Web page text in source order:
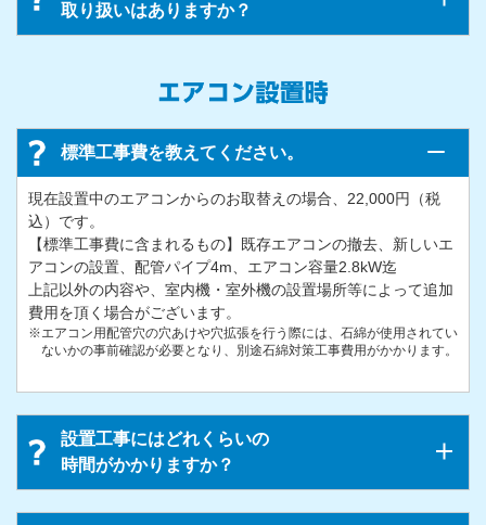
取り扱いはありますか？
標準工事費を教えてください。
現在設置中のエアコンからのお取替えの場合、22,000円（税
込）です。
【標準工事費に含まれるもの】既存エアコンの撤去、新しいエ
アコンの設置、配管パイプ4m、エアコン容量2.8kW迄
上記以外の内容や、室内機・室外機の設置場所等によって追加
費用を頂く場合がございます。
※エアコン用配管穴の穴あけや穴拡張を行う際には、石綿が使用されてい
ないかの事前確認が必要となり、別途石綿対策工事費用がかかります。
設置工事にはどれくらいの
時間がかかりますか？